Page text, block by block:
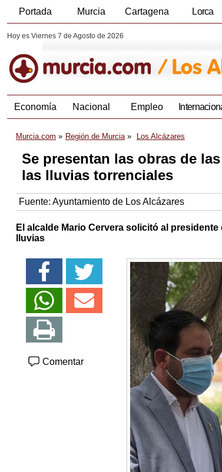
Portada Murcia Cartagena Lorca
Hoy es Viernes 7 de Agosto de 2026
Economía Nacional Empleo
Murcia.com Región de Murcia Los Alcázares
Se presentan las obras de
las lluvias torrenciales
Fuente: Ayuntamiento de Los Alcázares
El alcalde Mario Cervera solicitó al
lluvias
Comentar